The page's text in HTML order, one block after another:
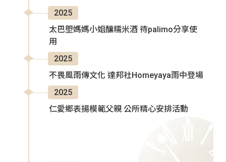
2025
太巴塱媽媽小姐釀糯米酒 待palimo分享使
用
2025
不畏風雨傳文化 達邦社Homeyaya雨中登場
2025
仁愛鄉表揚模範父親 公所精心安排活動